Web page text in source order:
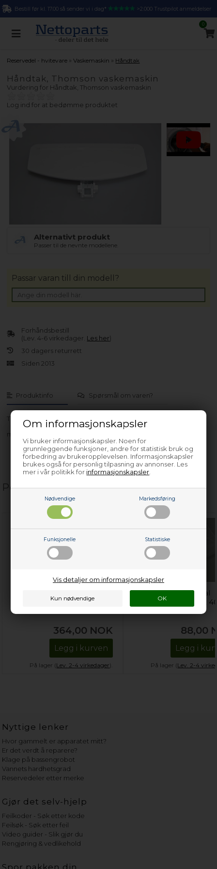
Om informasjonskapsler
Vi bruker informasjonskapsler. Noen for
grunnleggende funksjoner, andre for statistisk bruk og
forbedring av brukeropplevelsen. Informasjonskapsler
brukes også for personlig tilpasning av annonser. Les
mer i vår politikk for informasjonskapsler
Nødvendige Markedsføring
Funksjonelle Statistiske
Vis detaljer om informasjonskapsler
Bestill før kl. 17.00 så sender vi i dag* >2.000 Trustpilot anmeldelser
0
Reservedel - hvitevare »Vaskemaskin » Håndtak
Håndtak, Thomson vaskemaskin
Vurdering for Håndtak, Thomson vaskemaskin
Log ind for at bedømme produktet
Alternativt produkt
Passer til de nevnte modellene.
Produktinfo Spørsmål om varen?
TWF800ES
med flere…
Forhåndsbestill
(Lev. 4-6 virkedager. Les her)
30 dagers returrett
Siden 2013
Passar varan till din modell?
Populære relaterte produkter
universal vaskemaskin
364,00 NOK
Legg i kurven
På lager (Lev. 2-4 virkedager).
Vaskepose, Universal
vaskemaskin - 600 x
88,00
Legg i
På lager (Lev. 2-4
Nyttige lenker
Hvor gammelt er apparatet mitt?
Er det verdt å reparere?
Klage på bassengrobot
Vannets hardhetsgrad
Reservedeler etter merke
Gjør det selv-hjelp
Feilkoder - Søk etter kode
Feilsøk - Søk etter feil
Video guider - Slik gjør du
Rengjøring & vedlikehold
Spor pakken din